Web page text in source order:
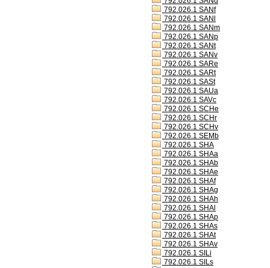
792.026.1 SANf
792.026.1 SANl
792.026.1 SANm
792.026.1 SANp
792.026.1 SANt
792.026.1 SANv
792.026.1 SARe
792.026.1 SARt
792.026.1 SASt
792.026.1 SAUa
792.026.1 SAVc
792.026.1 SCHe
792.026.1 SCHr
792.026.1 SCHv
792.026.1 SEMb
792.026.1 SHA
792.026.1 SHAa
792.026.1 SHAb
792.026.1 SHAe
792.026.1 SHAf
792.026.1 SHAg
792.026.1 SHAh
792.026.1 SHAl
792.026.1 SHAp
792.026.1 SHAs
792.026.1 SHAt
792.026.1 SHAv
792.026.1 SILi
792.026.1 SILs